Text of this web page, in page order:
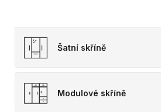
Šatní skříně
Modulové skříně